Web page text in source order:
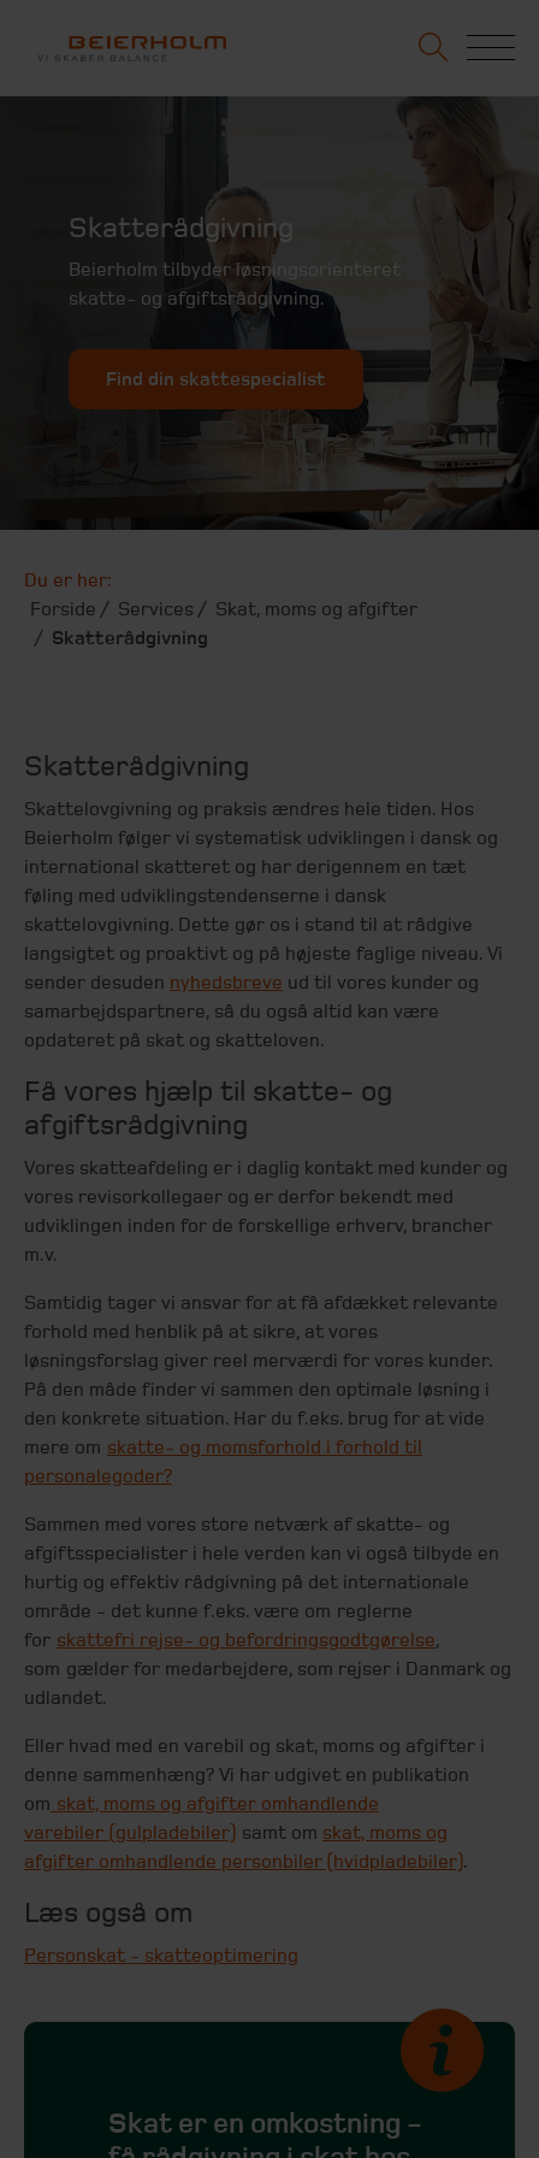
Skatterådgivning
Beierholm tilbyder løsningsorienteret
skatte- og afgiftsrådgivning.
Find din skattespecialist
Du er her:
Forside
Services
Skat, moms og afgifter
Skatterådgivning
Skatterådgivning
Skattelovgivning og praksis ændres hele tiden. Hos
Beierholm følger vi systematisk udviklingen i dansk og
international skatteret og har derigennem en tæt
føling med udviklingstendenserne i dansk
skattelovgivning. Dette gør os i stand til at rådgive
langsigtet og proaktivt og på højeste faglige niveau. Vi
sender desuden nyhedsbreve ud til vores kunder og
samarbejdspartnere, så du også altid kan være
opdateret på skat og skatteloven.
Få vores hjælp til skatte- og
afgiftsrådgivning
Vores skatteafdeling er i daglig kontakt med kunder og
vores revisorkollegaer og er derfor bekendt med
udviklingen inden for de forskellige erhverv, brancher
m.v.
Samtidig tager vi ansvar for at få afdækket relevante
forhold med henblik på at sikre, at vores
løsningsforslag giver reel merværdi for vores kunder.
På den måde finder vi sammen den optimale løsning i
den konkrete situation. Har du f.eks. brug for at vide
mere om skatte- og momsforhold i forhold til
personalegoder?
Sammen med vores store netværk af skatte- og
afgiftsspecialister i hele verden kan vi også tilbyde en
hurtig og effektiv rådgivning på det internationale
område - det kunne f.eks. være om reglerne
for skattefri rejse- og befordringsgodtgørelse,
som gælder for medarbejdere, som rejser i Danmark og
udlandet.
Eller hvad med en varebil og skat, moms og afgifter i
denne sammenhæng? Vi har udgivet en publikation
om skat, moms og afgifter omhandlende
varebiler (gulpladebiler) samt om skat, moms og
afgifter omhandlende personbiler (hvidpladebiler).
Læs også om
Personskat - skatteoptimering
Skat er en omkostning -